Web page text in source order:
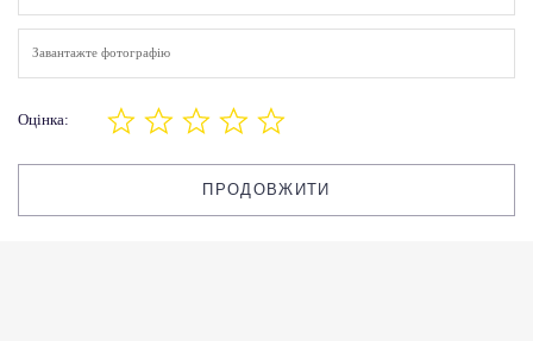
Завантажте фотографію
Оцінка:
ПРОДОВЖИТИ